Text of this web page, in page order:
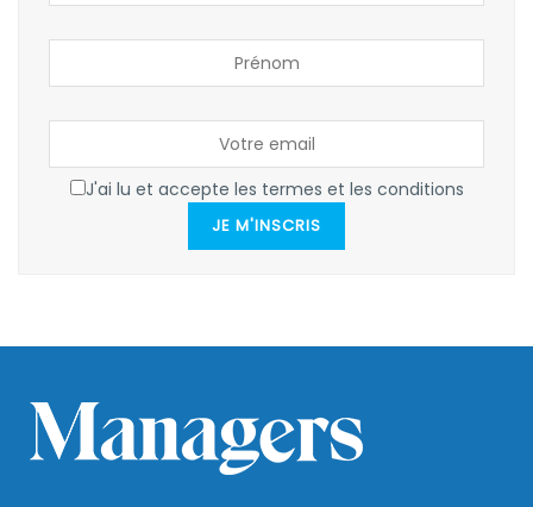
J'ai lu et accepte les termes et les conditions
JE M'INSCRIS